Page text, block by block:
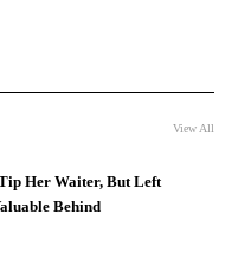
View All
Her Waiter, But Left
Behind